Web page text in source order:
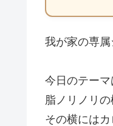
我が家の専属
今日のテーマ
脂ノリノリ
その横には